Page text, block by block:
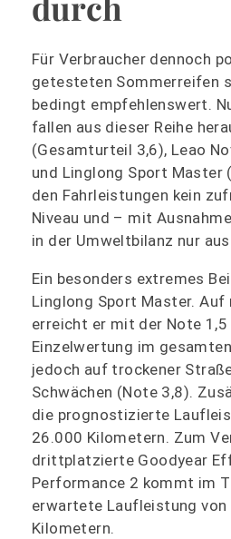
Für Verbraucher dennoch
getesteten Sommerreifen
bedingt empfehlenswert.
fallen aus dieser Reihe
(Gesamturteil 3,6), Leao
und Linglong Sport Master
den Fahrleistungen kein
Niveau und – mit
in der Umweltbilanz nur
Ein besonders extremes
Linglong Sport Master. Auf
erreicht er mit der Note
Einzelwertung im
jedoch auf trockener
Schwächen (Note 3,8).
die prognostizierte
26.000 Kilometern. Zum
drittplatzierte Goodyear
Performance 2 kommt im
erwartete Laufleistung
Kilometern.